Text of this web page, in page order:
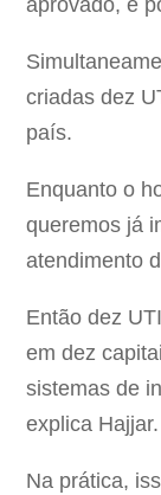
aprovado, e
criadas dez
país.
Enquanto o
queremos já
atendimento
Então dez
em dez
sistemas de
explica Hajjar.
Na prática,